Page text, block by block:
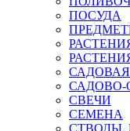
ПОСУДА
САДОВО-
СВЕЧИ
СЕМЕНА
СТВОЛЫ,